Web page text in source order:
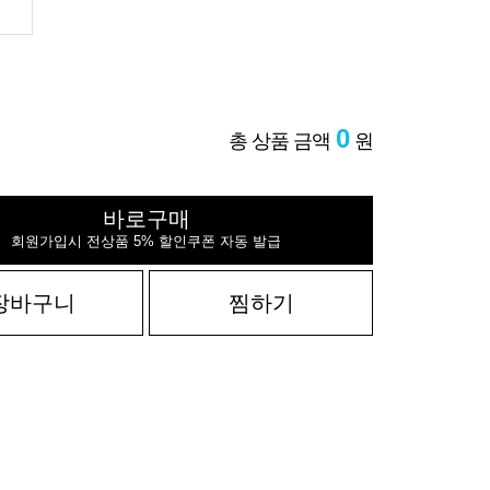
총 상품 금액 0 원
바로구매
회원가입시 전상품 5% 할인쿠폰 자동 발급
바구니 찜하기